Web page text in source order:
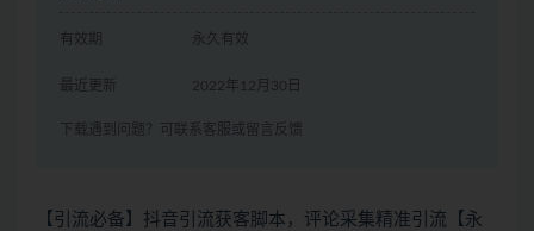
有效期 永久有效
最近更新 2022年12月30日
下载遇到问题？可联系客服或留言反馈
【引流必备】抖音引流获客脚本，评论采集精准引流【永